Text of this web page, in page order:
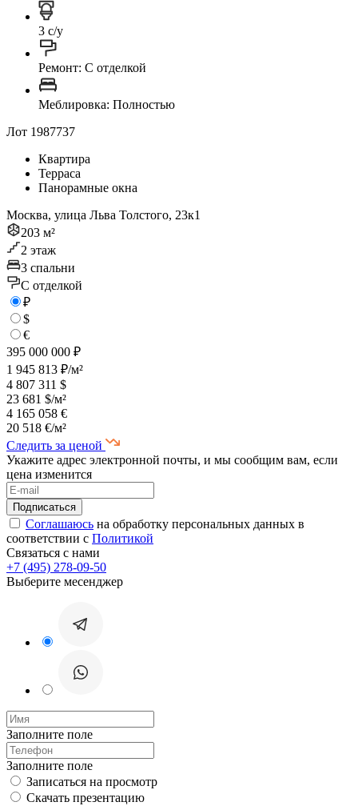
3 с/у
Ремонт: C отделкой
Меблировка: Полностью
Лот 1987737
Квартира
Терраса
Панорамные окна
Москва, улица Льва Толстого, 23к1
203 м²
2 этаж
3 спальни
C отделкой
₽
$
€
395 000 000 ₽
1 945 813 ₽/м²
4 807 311 $
23 681 $/м²
4 165 058 €
20 518 €/м²
Следить за ценой
Укажите адрес электронной почты, и мы сообщим вам, если
цена изменится
Соглашаюсь на обработку персональных данных в
соответствии с Политикой
Связаться с нами
+7 (495) 278-09-50
Выберите месенджер
Заполните поле
Заполните поле
Записаться на просмотр
Скачать презентацию